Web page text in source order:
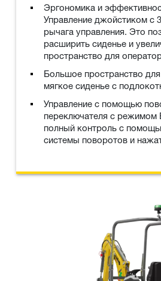
Эргономика и
Управление джойстиком с
рычага управления. Это
расширить сиденье и
пространство для
Большое пространство
мягкое сиденье с
Управление с помощью
переключателя с режимом
полный контроль с
системы поворотов и